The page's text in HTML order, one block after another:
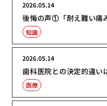
後悔の声①「耐え難い痛
2026.05.14
知識
歯科医院との決定的違い
2026.05.14
医療